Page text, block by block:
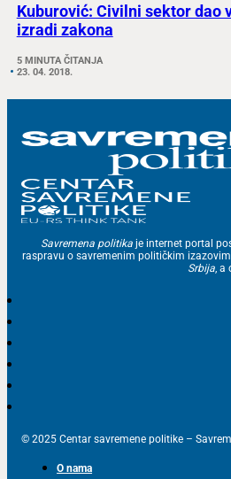
Kuburović: Civilni sektor dao
izradi zakona
5 MINUTA ČITANJA
23. 04. 2018.
Savremena politika je internet portal
raspravu o savremenim političkim
Srbija, a
© 2025 Centar savremene politike –
O nama